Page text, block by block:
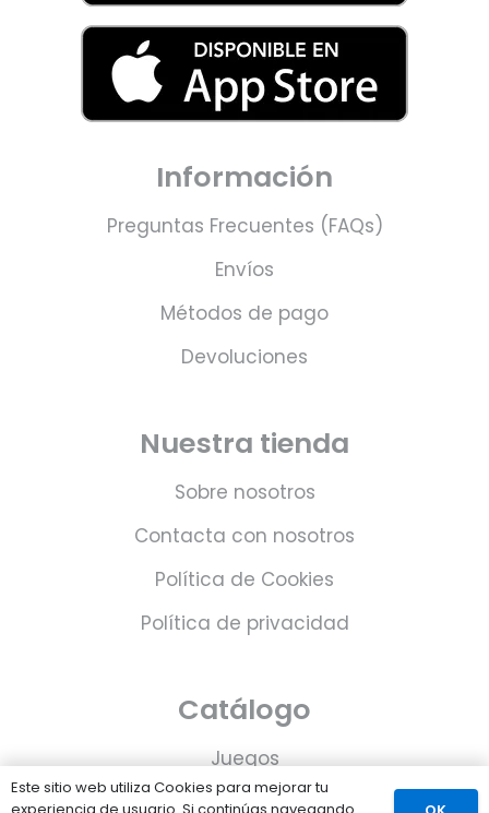
Información
Preguntas Frecuentes (FAQs)
Envíos
Métodos de pago
Devoluciones
Nuestra tienda
Sobre nosotros
Contacta con nosotros
Política de Cookies
Política de privacidad
Catálogo
Juegos
Consolas
Este sitio web utiliza Cookies para mejorar tu